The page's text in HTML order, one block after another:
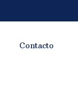
Contacto